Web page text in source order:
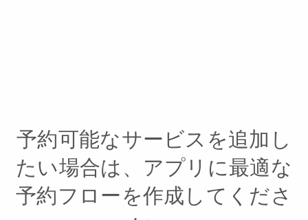
予約可能なサービスを追加し
たい場合は、アプリに最適な
予約フローを作成してくださ